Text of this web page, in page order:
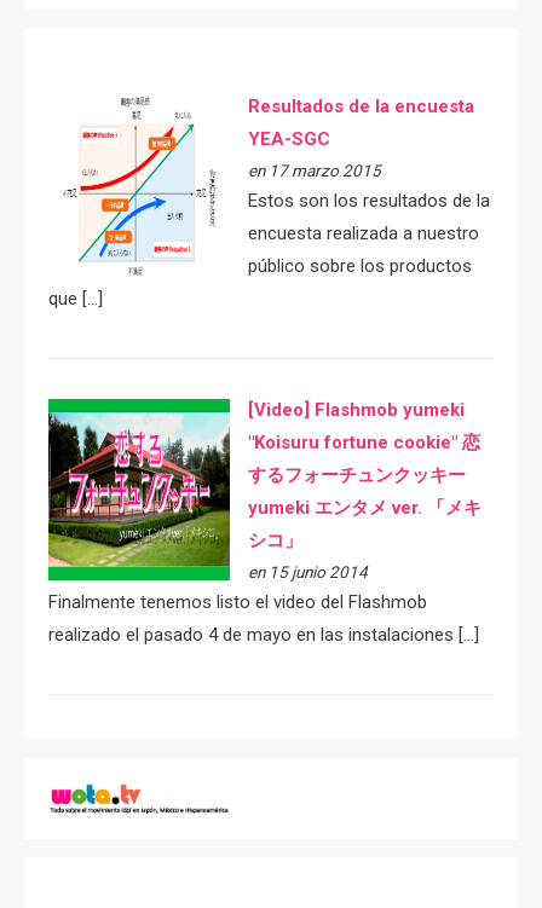
Resultados de la encuesta
YEA-SGC
en 17 marzo 2015
Estos son los resultados de la
encuesta realizada a nuestro
público sobre los productos
que […]
[Video] Flashmob yumeki
"Koisuru fortune cookie" 恋
するフォーチュンクッキー
yumeki エンタメ ver. 「メキ
シコ」
en 15 junio 2014
Finalmente tenemos listo el video del Flashmob
realizado el pasado 4 de mayo en las instalaciones […]